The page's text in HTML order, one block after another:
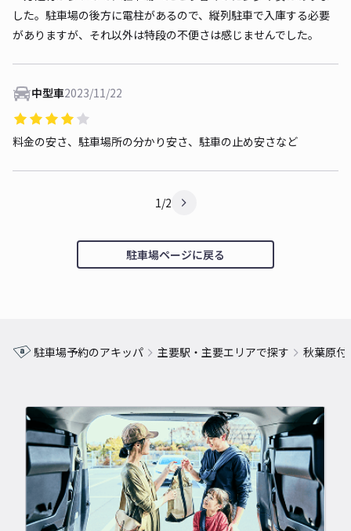
した。駐車場の後方に電柱があるので、縦列駐車で入庫する必要
がありますが、それ以外は特段の不便さは感じませんでした。
中型車2023/11/22
料金の安さ、駐車場所の分かり安さ、駐車の止め安さなど
1/2
駐車場ページに戻る
駐車場予約のアキッパ 主要駅・主要エリアで探す 秋葉原付